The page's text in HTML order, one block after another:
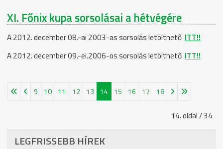
XI. Főnix kupa sorsolásai a hétvégére
A 2012. december 08.-ai 2003-as sorsolás letölthető ITT!!
A 2012. december 09.-ei.2006-os sorsolás letölthető ITT!!
14. oldal / 34
9 10 11 12 13 14 15 16 17 18
LEGFRISSEBB HÍREK